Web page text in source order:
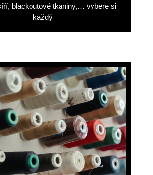
blackoutové tkaniny,… vybere si
každý